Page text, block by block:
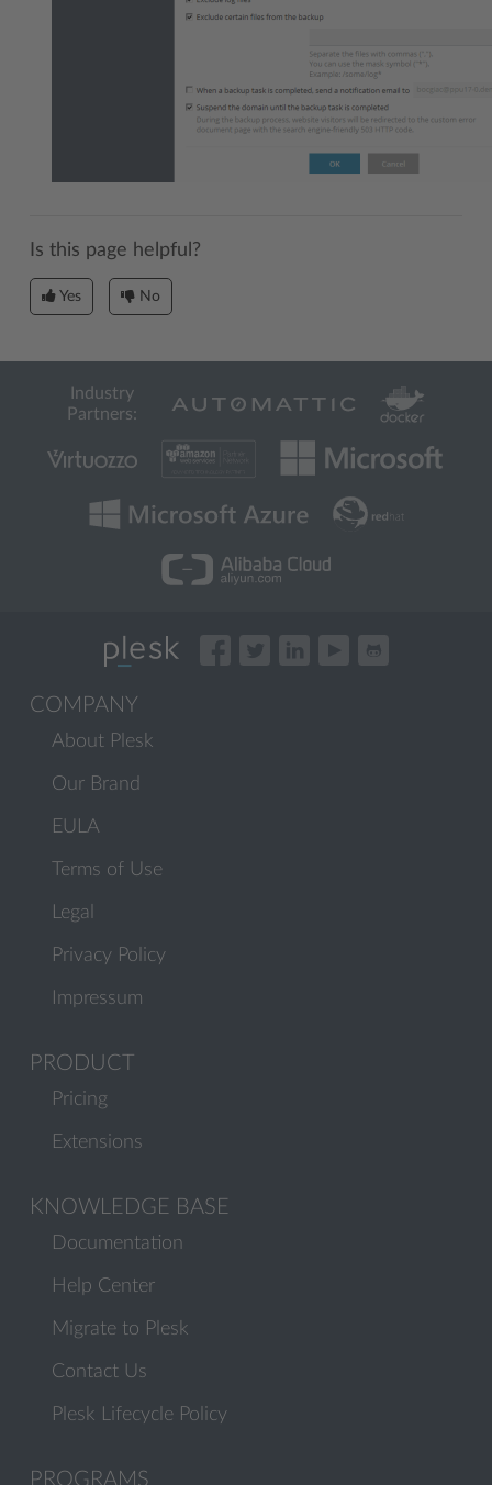
Is this page helpful?
Yes No
Industry
Partners:
COMPANY
About Plesk
Our Brand
EULA
Terms of Use
Legal
Privacy Policy
Impressum
PRODUCT
Pricing
Extensions
KNOWLEDGE BASE
Documentation
Help Center
Migrate to Plesk
Contact Us
Plesk Lifecycle Policy
PROGRAMS